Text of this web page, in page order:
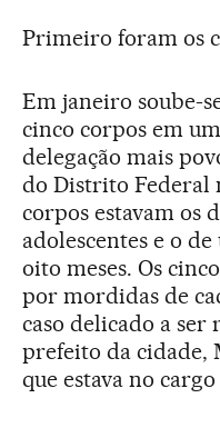
Primeiro foram os
Em janeiro soube-
cinco corpos em
delegação mais
do Distrito Federal
corpos estavam os
adolescentes e o
oito meses. Os
por mordidas de
caso delicado a ser
prefeito da cidade,
que estava no